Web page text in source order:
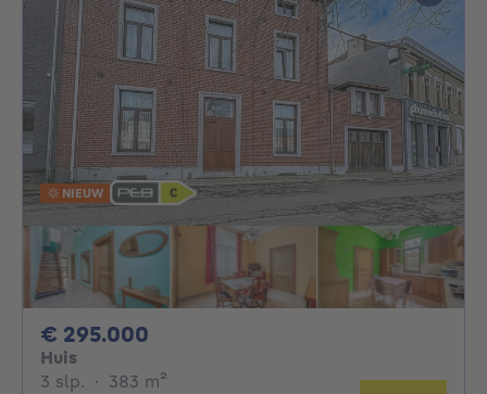
NIEUW
€ 295.000
Huis
3 slp. 3 slaapkamers
· 383 m²